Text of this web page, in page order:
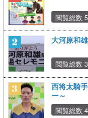
閲覧総数
大河原和
閲覧総数
西将太騎
ー～
閲覧総数